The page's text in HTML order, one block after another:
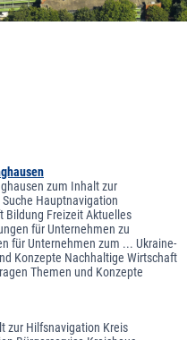
zum Inhalt zur
Hauptnavigation
Bildung Freizeit Aktuelles
für Unternehmen zu
für Unternehmen zum ... Ukraine-
Konzepte Nachhaltige Wirtschaft
Themen und Konzepte
zur Hilfsnavigation Kreis